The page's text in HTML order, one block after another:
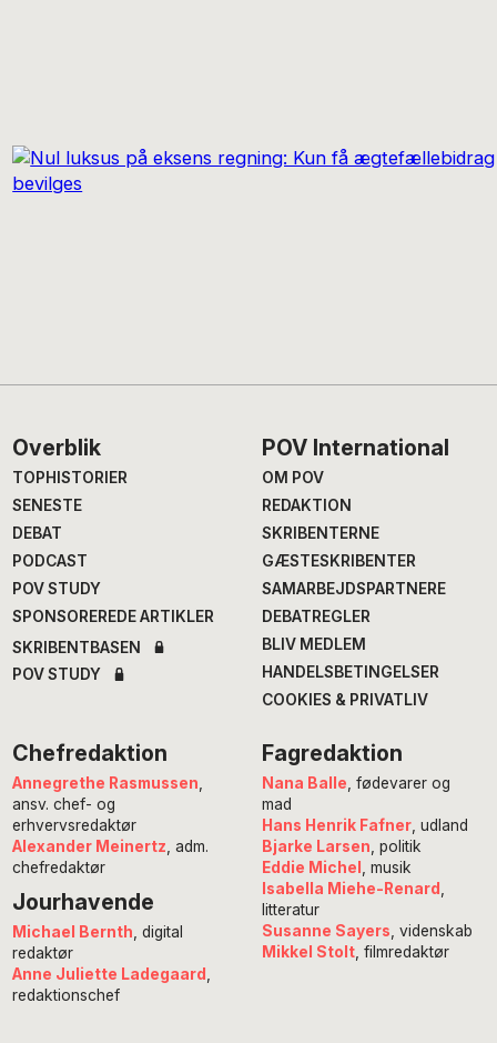
Footer
Overblik
TOPHISTORIER
SENESTE
DEBAT
PODCAST
POV STUDY
SPONSOREREDE ARTIKLER
SKRIBENTBASEN
POV STUDY
POV International
OM POV
REDAKTION
SKRIBENTERNE
GÆSTESKRIBENTER
SAMARBEJDSPARTNERE
DEBATREGLER
BLIV MEDLEM
HANDELSBETINGELSER
COOKIES & PRIVATLIV
Chefredaktion
Annegrethe Rasmussen
ansv. chef- og
erhvervsredaktør
Alexander Meinertz , adm.
chefredaktør
Jourhavende
Michael Bernth , digital
redaktør
Anne Juliette Ladegaard
redaktionschef
Fagredaktion
Nana Balle , fødevarer og
mad
Hans Henrik Fafner, udland
Bjarke Larsen , politik
Eddie Michel
, musik
Isabella Miehe-Renard
litteratur
Susanne Sayers , videnskab
Mikkel Stolt, filmredaktør